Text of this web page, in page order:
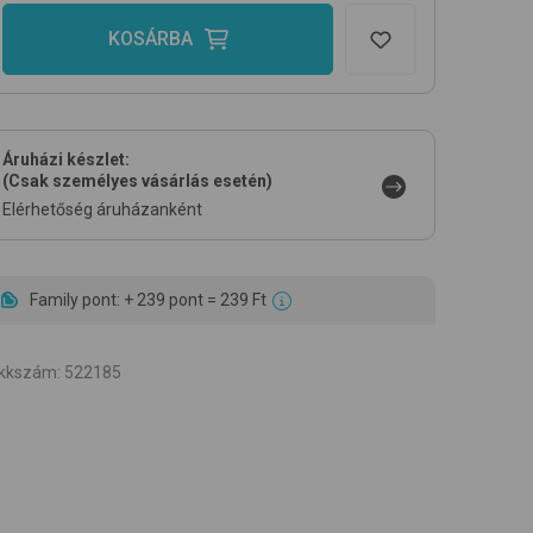
KOSÁRBA
Áruházi készlet:
(Csak személyes vásárlás esetén)
Elérhetőség áruházanként
Family pont: + 239 pont = 239 Ft
: 522185